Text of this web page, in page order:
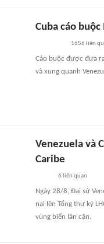
Cuba cáo
1656 liên
Cáo buộc được đưa
và xung quanh
Venezuela và
Caribe
6 liên quan
Ngày 28/8, Đại sứ
nại lên Tổng thư ký
vùng biển lân cận.